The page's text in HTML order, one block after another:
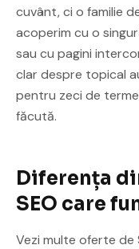
cuvânt, ci o familie
acoperim cu o
sau cu pagini
clar despre topical
pentru zeci de
făcută.
Diferența
SEO care
Vezi multe oferte de